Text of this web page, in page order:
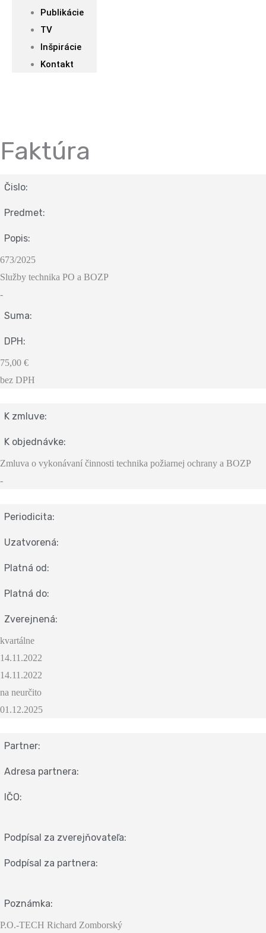
Publikácie
TV
Inšpirácie
Kontakt
Faktúra
Čislo:
Predmet:
Popis:
673/2025
Služby technika PO a BOZP
-
Suma:
DPH:
75,00 €
bez DPH
K zmluve:
K objednávke:
Zmluva o vykonávaní činnosti technika požiarnej ochrany a BOZP
-
Periodicita:
Uzatvorená:
Platná od:
Platná do:
Zverejnená:
kvartálne
14.11.2022
14.11.2022
na neurčito
01.12.2025
Partner:
Adresa partnera:
IČO:
Podpísal za zverejňovateľa:
Podpísal za partnera:
Poznámka:
P.O.-TECH Richard Zomborský